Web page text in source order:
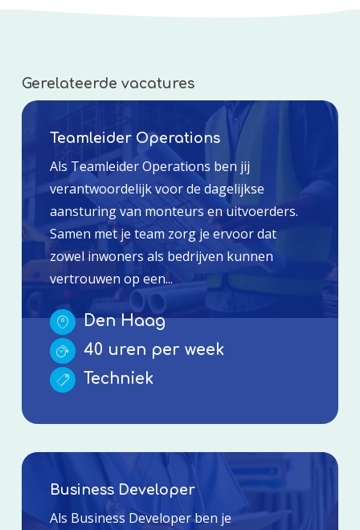
Gerelateerde vacatures
Teamleider Operations
Als Teamleider Operations ben jij
verantwoordelijk voor de dagelijkse
aansturing van monteurs en uitvoerders.
Samen met je team zorg je ervoor dat
zowel inwoners als bedrijven kunnen
vertrouwen op een...
Den Haag
40 uren per week
Techniek
Business Developer
Als Business Developer ben je